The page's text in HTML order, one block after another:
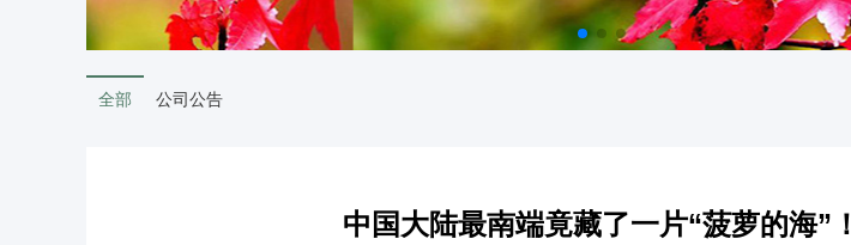
全部 公司公告
中国大陆最南端竟藏了一片“菠萝的海”！